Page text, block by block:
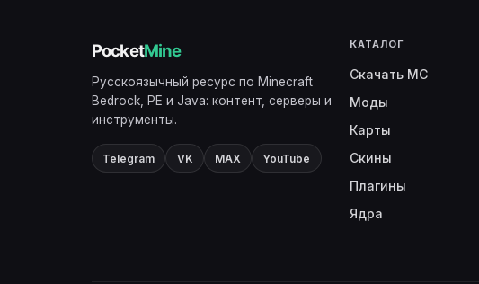
Русскоязычный ресурс по Minecraft
Bedrock, PE и Java: контент, серверы и
инструменты.
Telegram VK MAX YouTube
КАТАЛОГ
Скачать MC
Моды
Карты
Скины
Плагины
Ядра